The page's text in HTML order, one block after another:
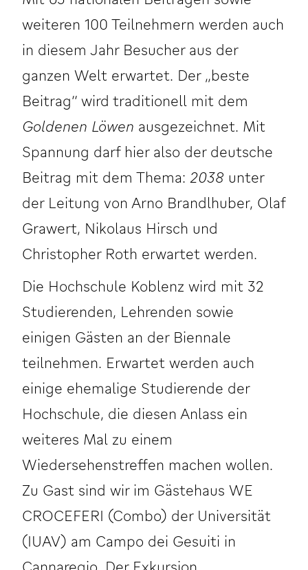
weiteren 100 Teilnehmern werden auch
in diesem Jahr Besucher aus der
ganzen Welt erwartet. Der „beste
Beitrag“ wird traditionell mit dem
Goldenen Löwen ausgezeichnet. Mit
Spannung darf hier also der deutsche
Beitrag mit dem Thema: 2038 unter
der Leitung von Arno Brandlhuber, Olaf
Grawert, Nikolaus Hirsch und
Christopher Roth erwartet werden.
Die Hochschule Koblenz wird mit 32
Studierenden, Lehrenden sowie
einigen Gästen an der Biennale
teilnehmen. Erwartet werden auch
einige ehemalige Studierende der
Hochschule, die diesen Anlass ein
weiteres Mal zu einem
Wiedersehenstreffen machen wollen.
Zu Gast sind wir im Gästehaus WE
CROCEFERI (Combo) der Universität
(IUAV) am Campo dei Gesuiti in